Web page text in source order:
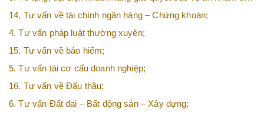
vệ tối đa các quyền và lợi ích của khách hàng;
14. Tư vấn về tài chính ngân hàng – Chứng khoán;
4. Tư vấn pháp luật thường xuyên;
15. Tư vấn về bảo hiểm;
5. Tư vấn tái cơ cấu doanh nghiệp;
16. Tư vấn về Đấu thầu;
6. Tư vấn Đất đai – Bất động sản – Xây dựng;